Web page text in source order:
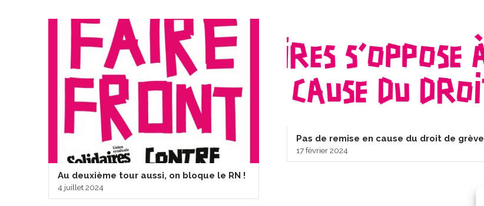
Au deuxième tour aussi, on bloque le RN !
4 juillet 2024
Pas de remise en cause du droit de grève
17 février 2024